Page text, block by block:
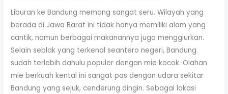
Liburan ke Bandung memang sangat seru. Wilayah yang
berada di Jawa Barat ini tidak hanya memiliki alam yang
cantik, namun berbagai makanannya juga menggiurkan.
Selain seblak yang terkenal seantero negeri, Bandung
sudah terlebih dahulu populer dengan mie kocok. Olahan
mie berkuah kental ini sangat pas dengan udara sekitar
Bandung yang sejuk, cenderung dingin. Sebagai lokasi